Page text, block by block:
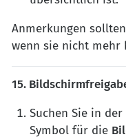
Anmerkungen
wenn sie nicht mehr
15.
Suchen Sie in
Symbol für die